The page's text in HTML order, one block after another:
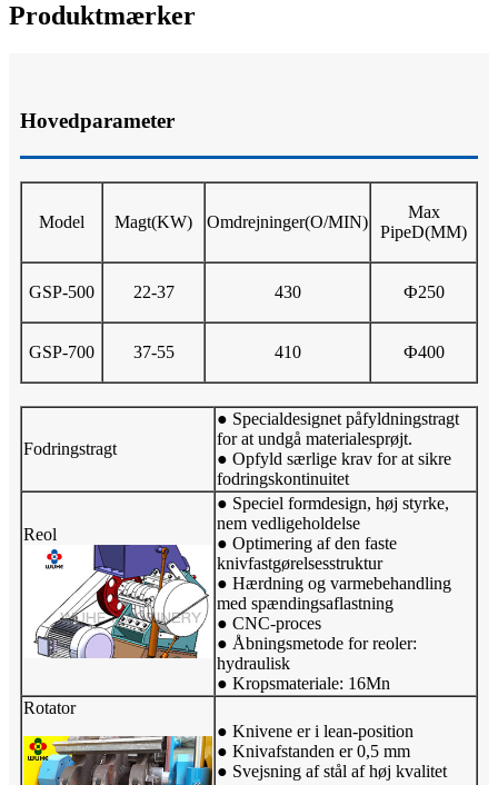
Produktmærker
Hovedparameter
Model Magt(KW) Omdrejninger(O/MIN)
Max
PipeD(MM)
GSP-500 22-37 430 Ф250
GSP-700 37-55 410 Ф400
Fodringstragt
● Specialdesignet påfyldningstragt
for at undgå materialesprøjt.
● Opfyld særlige krav for at sikre
fodringskontinuitet
Reol
● Speciel formdesign, høj styrke,
nem vedligeholdelse
● Optimering af den faste
knivfastgørelsesstruktur
● Hærdning og varmebehandling
med spændingsaflastning
● CNC-proces
● Åbningsmetode for reoler:
hydraulisk
● Kropsmateriale: 16Mn
Rotator
● Knivene er i lean-position
● Knivafstanden er 0,5 mm
● Svejsning af stål af høj kvalitet